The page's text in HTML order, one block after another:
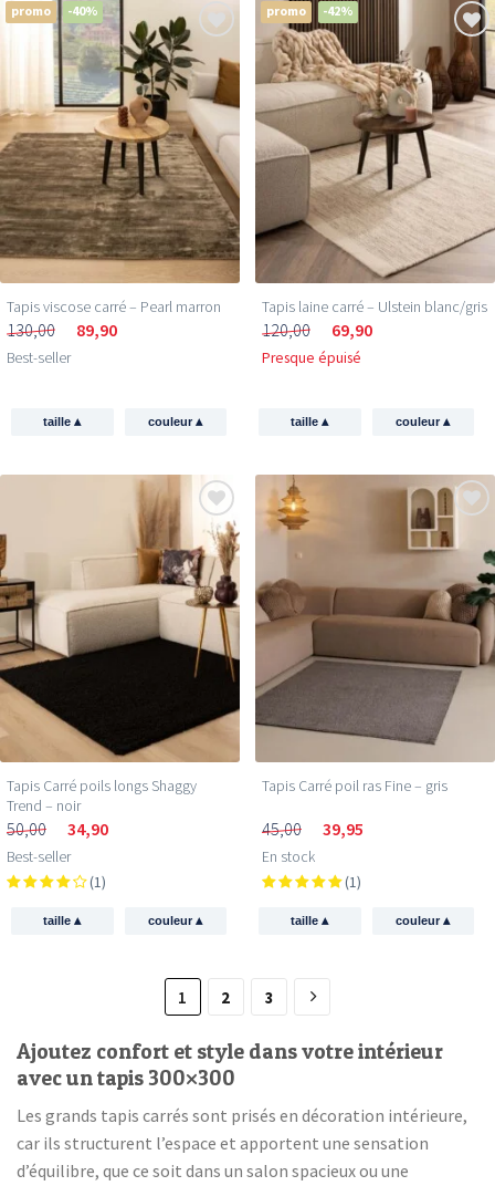
promo -40%
Tapis viscose carré – Pearl marron
130,00 89,90
Best-seller
taille▴ couleur▴
promo -42%
Tapis laine carré – Ulstein blanc/gris
120,00 69,90
Presque épuisé
taille▴ couleur▴
Tapis Carré poils longs Shaggy
Trend – noir
50,00 34,90
Best-seller
(1)
taille▴ couleur▴
Tapis Carré poil ras Fine – gris
45,00 39,95
En stock
(1)
taille▴ couleur▴
1 2 3
Ajoutez confort et style dans votre intérieur
avec un tapis 300×300
Les grands tapis carrés sont prisés en décoration intérieure,
car ils structurent l’espace et apportent une sensation
d’équilibre, que ce soit dans un salon spacieux ou une
Reçois 5 € de réduction
sur ton premier achat !
Inscris-toi et sois le premier à découvrir les
nouvelles collections et les offres exclusives.
Email